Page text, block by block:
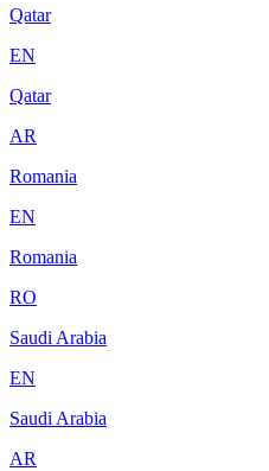
Qatar
EN
Qatar
AR
Romania
EN
Romania
RO
Saudi Arabia
EN
Saudi Arabia
AR